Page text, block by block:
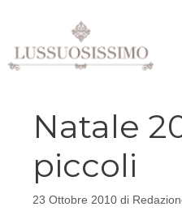
contenuto
Natale
piccoli
23 Ottobre 2010 di